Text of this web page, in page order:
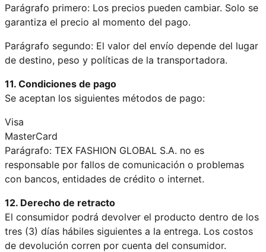
Parágrafo primero: Los precios pueden cambiar. Solo se
garantiza el precio al momento del pago.
Parágrafo segundo: El valor del envío depende del lugar
de destino, peso y políticas de la transportadora.
11. Condiciones de pago
Se aceptan los siguientes métodos de pago:
Visa
MasterCard
Parágrafo: TEX FASHION GLOBAL S.A. no es
responsable por fallos de comunicación o problemas
con bancos, entidades de crédito o internet.
12. Derecho de retracto
El consumidor podrá devolver el producto dentro de los
tres (3) días hábiles siguientes a la entrega. Los costos
de devolución corren por cuenta del consumidor.